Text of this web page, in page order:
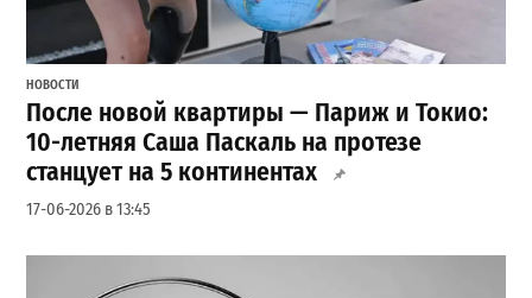
НОВОСТИ
После новой квартиры — Париж и Токио:
10-летняя Саша Паскаль на протезе
станцует на 5 континентах
17-06-2026 в 13:45